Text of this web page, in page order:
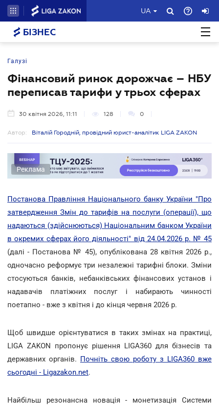
UA
БІЗНЕС
Галузі
Фінансовий ринок дорожчає – НБУ
переписав тарифи у трьох сферах
30 квітня 2026, 11:11 128 0
Автор: Віталій Городній, провідний юрист-аналітик LIGA ZAKON
Реклама
Постанова Правління Національного банку України "Про
затвердження Змін до тарифів на послуги (операції), що
надаються (здійснюються) Національним банком України
в окремих сферах його діяльності" від 24.04.2026 р. № 45
(далі - Постанова № 45), опублікована 28 квітня 2026 р.,
одночасно реформує три незалежні тарифні блоки. Зміни
стосуються банків, небанківських фінансових установ і
надавачів платіжних послуг і набирають чинності
поетапно - вже з квітня і до кінця червня 2026 р.
Щоб швидше орієнтуватися в таких змінах на практиці,
LIGA ZAKON пропонує рішення LIGA360 для бізнесів та
державних органів. Почніть свою роботу з LIGA360 вже
сьогодні - Ligazakon.net.
Найбільш резонансна новація - монетизація Системи